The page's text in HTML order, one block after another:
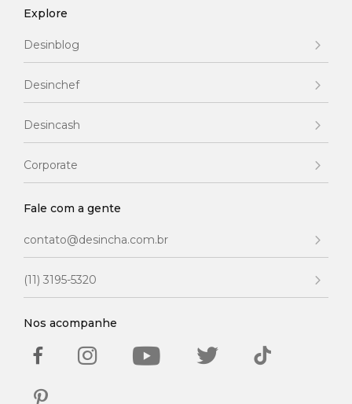
Explore
Desinblog
Desinchef
Desincash
Corporate
Fale com a gente
contato@desincha.com.br
(11) 3195-5320
Nos acompanhe